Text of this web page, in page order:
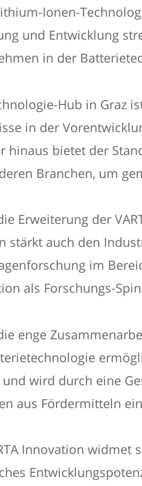
Ionen-
und Entwicklung
in der
Hub in Graz
in der
hinaus bietet der
Branchen, um
Erweiterung der
stärkt auch den
im
als Forschungs-
enge
und wird durch eine
aus Fördermitteln
Innovation widmet